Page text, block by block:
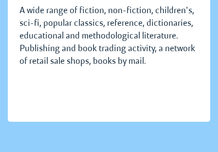
A wide range of fiction, non-fiction, children's,
sci-fi, popular classics, reference, dictionaries,
educational and methodological literature.
Publishing and book trading activity, a network
of retail sale shops, books by mail.